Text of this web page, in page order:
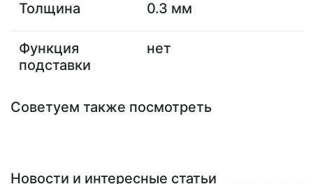
Толщина 0.3 мм
Функция
подставки
нет
Советуем также посмотреть
Новости и интересные статьи